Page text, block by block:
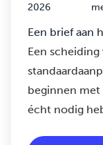
2026
Een brief aan
Een
beginnen met
écht nodig